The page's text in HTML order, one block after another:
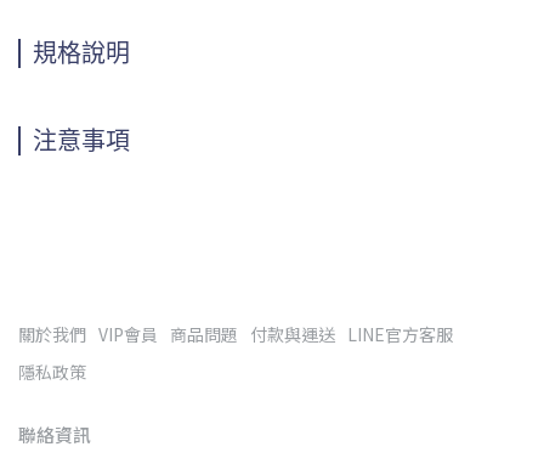
規格說明
注意事項
關於我們 VIP會員 商品問題 付款與運送 LINE官方客服
隱私政策
聯絡資訊